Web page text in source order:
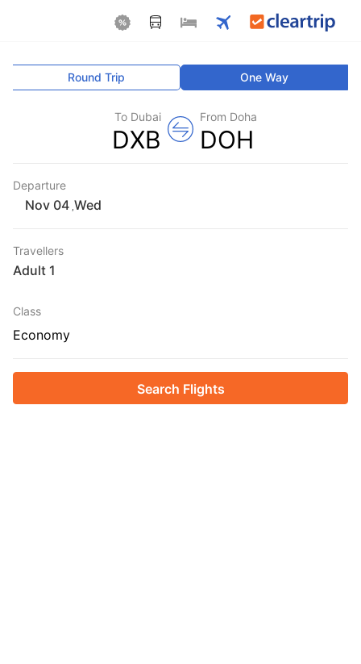
One Way
Round Trip
From Doha
DOH
To Dubai
DXB
Departure
Wed
Travellers
1 Adult
Class
Economy